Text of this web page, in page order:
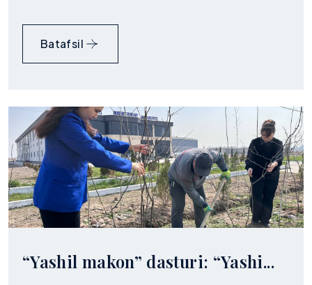
Batafsil
“Yashil makon” dasturi: “Yashi...